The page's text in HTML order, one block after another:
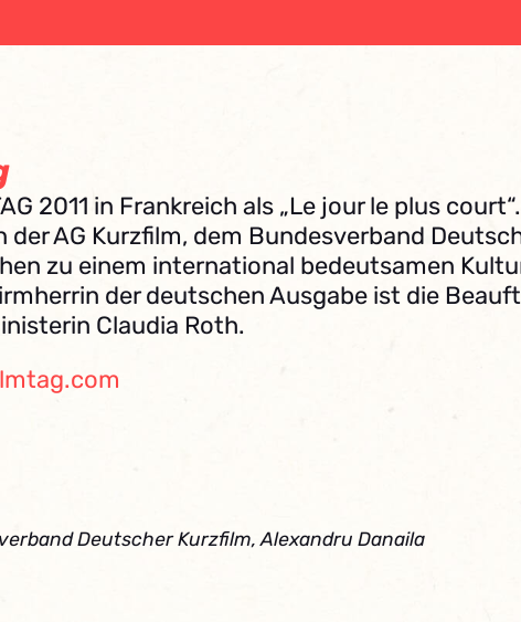
2011 in Frankreich als „Le jour le plus
AG Kurzfilm, dem Bundesverband
zu einem international bedeutsamen
der deutschen Ausgabe ist die
Claudia Roth.
Deutscher Kurzfilm, Alexandru Danaila